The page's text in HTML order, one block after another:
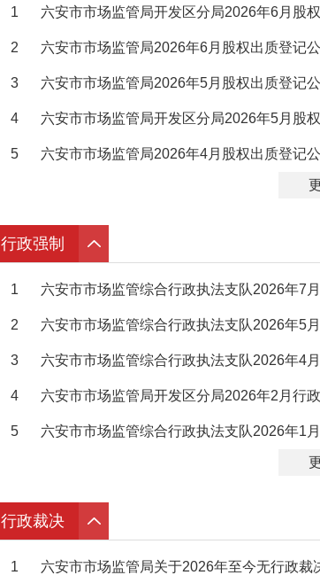
1 六安市市场监管局开发区分局2026年6月股
2 六安市市场监管局2026年6月股权出质登记
3 六安市市场监管局2026年5月股权出质登记
4 六安市市场监管局开发区分局2026年5月股
5 六安市市场监管局2026年4月股权出质登记
行政强制
1 六安市市场监管综合行政执法支队2026年7
2 六安市市场监管综合行政执法支队2026年5
3 六安市市场监管综合行政执法支队2026年4
4 六安市市场监管局开发区分局2026年2月行
5 六安市市场监管综合行政执法支队2026年1
行政裁决
1 六安市市场监管局关于2026年至今无行政裁